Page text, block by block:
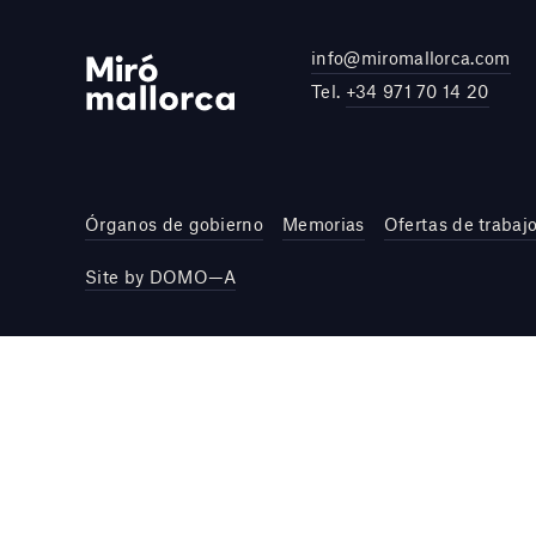
info@miromallorca.com
Tel. +34 971 70 14 20
Órganos de gobierno Memorias Ofertas de
Site by DOMO—A